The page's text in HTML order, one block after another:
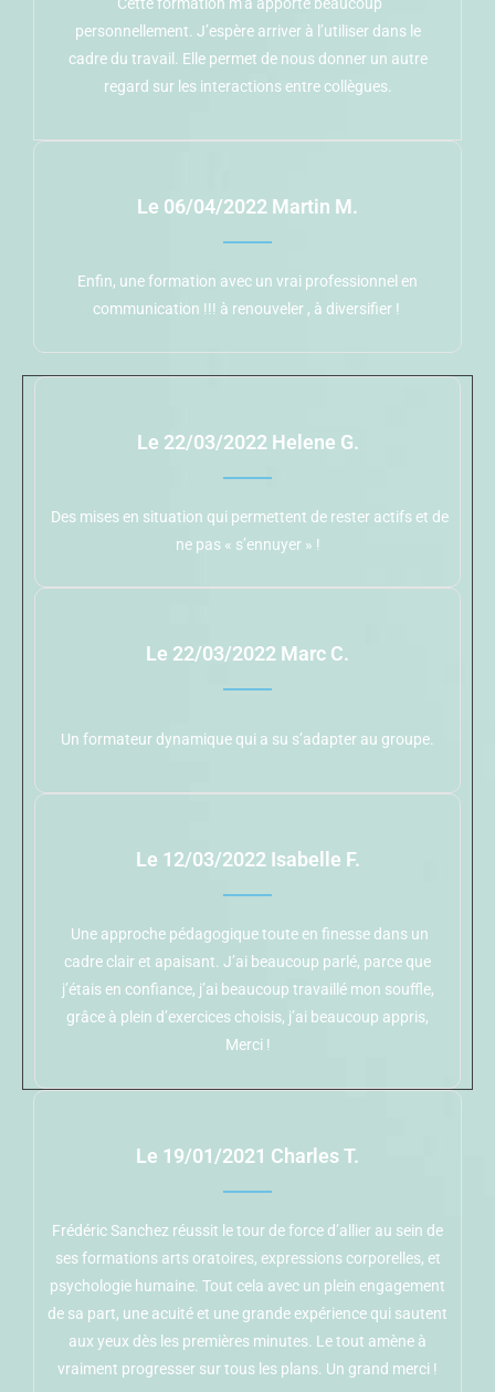
personnellement. J’espère arriver à l’utiliser dans le
cadre du travail. Elle permet de nous donner un autre
regard sur les interactions entre collègues.
Le 06/04/2022 Martin M.
Enfin, une formation avec un vrai professionnel en
communication !!! à renouveler , à diversifier !
Le 22/03/2022 Helene G.
Des mises en situation qui permettent de rester actifs et de
ne pas « s’ennuyer » !
Le 22/03/2022 Marc C.
Un formateur dynamique qui a su s’adapter au groupe.
Le 12/03/2022 Isabelle F.
Une approche pédagogique toute en finesse dans un
cadre clair et apaisant. J’ai beaucoup parlé, parce que
j’étais en confiance, j’ai beaucoup travaillé mon souffle,
grâce à plein d’exercices choisis, j’ai beaucoup appris,
Merci !
Le 19/01/2021 Charles T.
Frédéric Sanchez réussit le tour de force d’allier au sein de
ses formations arts oratoires, expressions corporelles, et
psychologie humaine. Tout cela avec un plein engagement
de sa part, une acuité et une grande expérience qui sautent
aux yeux dès les premières minutes. Le tout amène à
vraiment progresser sur tous les plans. Un grand merci !